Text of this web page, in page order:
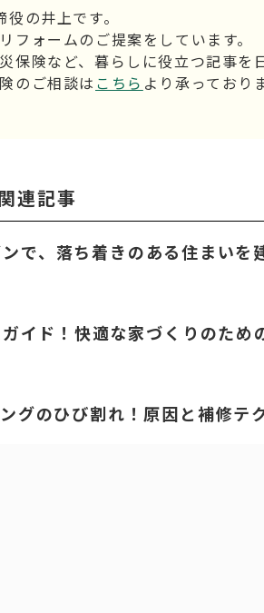
の井上です。
フォームのご提案をしています。
保険など、暮らしに役立つ記事を
のご相談は こちら より承っており
連記事
で、落ち着きのある住まいを
イド！快適な家づくりのため
グのひび割れ！原因と補修テ